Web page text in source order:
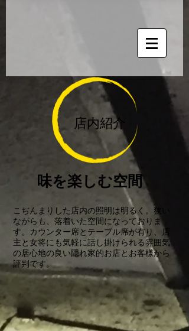
店内紹介
味を楽しむ空間
こぢんまりした店内の照明は明るく。狭い
ながらも、落着いた空間になっておりま
す。カウンター席とテーブル席が有り、店
主と女将にも気軽に話し掛けられる雰囲気
の居心地の良い隠れ家的お店とお客様から
評判です。